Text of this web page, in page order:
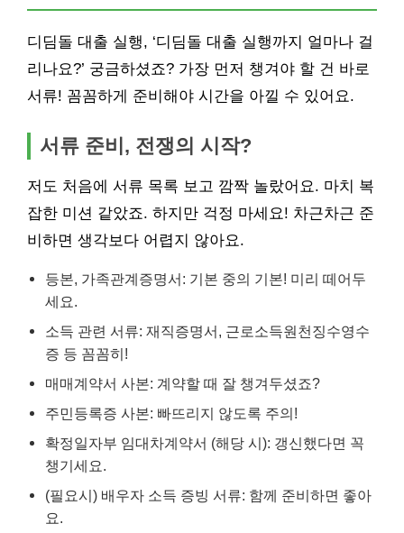
디딤돌 대출 실행, ‘디딤돌 대출 실행까지 얼마나 걸
리나요?’ 궁금하셨죠? 가장 먼저 챙겨야 할 건 바로
서류! 꼼꼼하게 준비해야 시간을 아낄 수 있어요.
서류 준비, 전쟁의 시작?
저도 처음에 서류 목록 보고 깜짝 놀랐어요. 마치 복
잡한 미션 같았죠. 하지만 걱정 마세요! 차근차근 준
비하면 생각보다 어렵지 않아요.
등본, 가족관계증명서: 기본 중의 기본! 미리 떼어두
세요.
소득 관련 서류: 재직증명서, 근로소득원천징수영수
증 등 꼼꼼히!
매매계약서 사본: 계약할 때 잘 챙겨두셨죠?
주민등록증 사본: 빠뜨리지 않도록 주의!
확정일자부 임대차계약서 (해당 시): 갱신했다면 꼭
챙기세요.
(필요시) 배우자 소득 증빙 서류: 함께 준비하면 좋아
요.